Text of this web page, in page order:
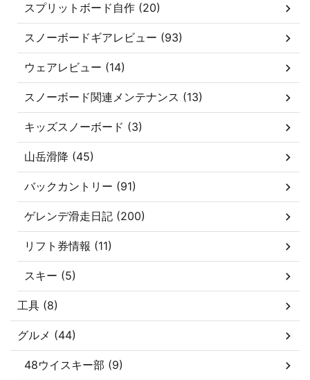
スプリットボード自作 (20)
スノーボードギアレビュー (93)
ウェアレビュー (14)
スノーボード関連メンテナンス (13)
キッズスノーボード (3)
山岳滑降 (45)
バックカントリー (91)
ゲレンデ滑走日記 (200)
リフト券情報 (11)
スキー (5)
工具 (8)
グルメ (44)
48ウイスキー部 (9)